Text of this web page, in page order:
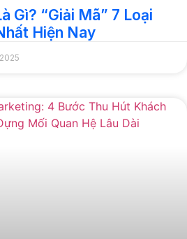
Gì? “Giải Mã” 7 Loại
Hiện Nay